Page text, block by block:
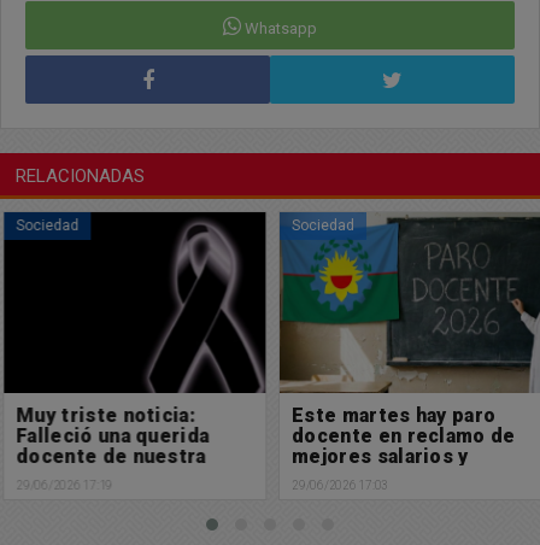
Whatsapp
RELACIONADAS
Sociedad
Muy triste noticia:
Falleció una querida
docente de nuestra
ciudad
29/06/2026 17:19
Sociedad
Este martes hay paro
docente en reclamo de
mejores salarios y
contra la violencia en
las escuelas
29/06/2026 17:03